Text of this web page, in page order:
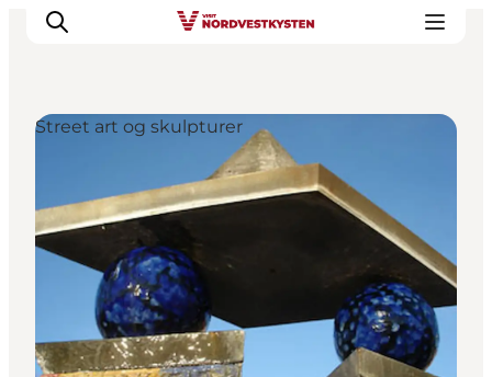
Feriesteder
Inspiration
Handicapvenlig ferie
Events
Overnatning
Planlæg din ferie
Street art og skulpturer